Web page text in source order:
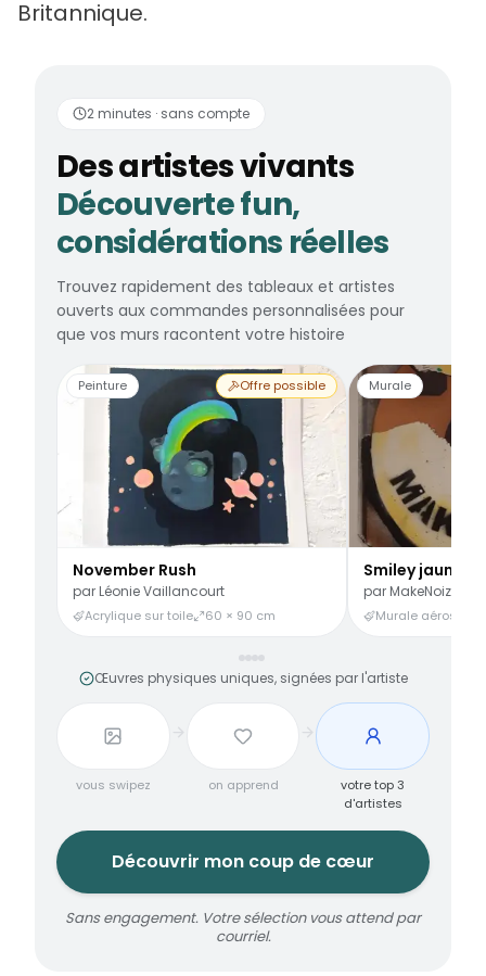
Britannique.
Des artistes vivants
2 minutes · sans compte
Des artistes vivants
Découverte fun,
considérations réelles
Trouvez rapidement des tableaux et artistes
ouverts aux commandes personnalisées pour
que vos murs racontent votre histoire
Peinture Offre possible
November Rush
par Léonie Vaillancourt
Acrylique sur toile 60 × 90 cm
Murale
Smiley jaune
par MakeNoize
Murale aérosol
Œuvres physiques uniques, signées par l'artiste
vous swipez on apprend
votre top 3
d'artistes
Découvrir mon coup de cœur
Sans engagement. Votre sélection vous attend par
courriel.